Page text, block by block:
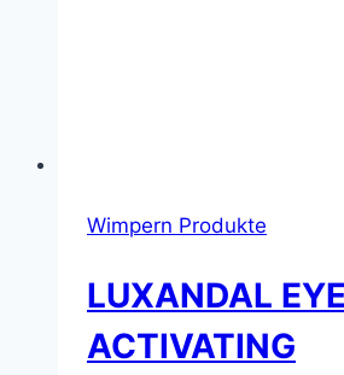
Wimpern Produkte
LUXANDAL
ACTIVATING